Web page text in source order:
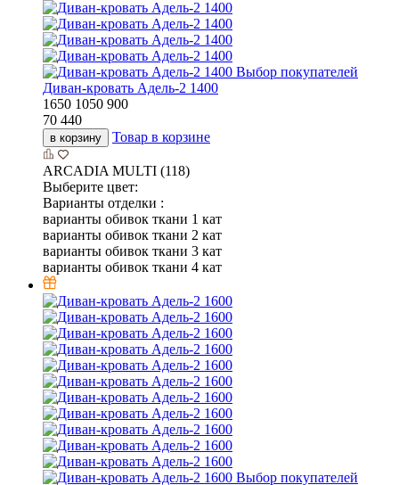
Выбор покупателей
Диван-кровать Адель-2 1400
1650 1050 900
70 440
в корзину Товар в корзине
ARCADIA MULTI (118)
Выберите цвет:
Варианты отделки :
варианты обивок ткани 1 кат
варианты обивок ткани 2 кат
варианты обивок ткани 3 кат
варианты обивок ткани 4 кат
Выбор покупателей